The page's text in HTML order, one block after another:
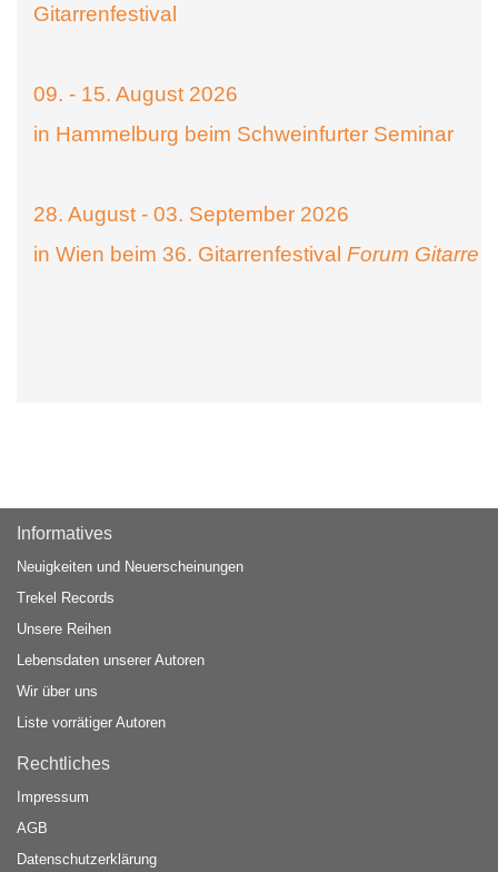
Gitarrenfestival
09. - 15. August 2026
in Hammelburg beim Schweinfurter Seminar
28. August - 03. September 2026
in Wien beim 36. Gitarrenfestival Forum Gitarre
Informatives
Neuigkeiten und Neuerscheinungen
Trekel Records
Unsere Reihen
Lebensdaten unserer Autoren
Wir über uns
Liste vorrätiger Autoren
Rechtliches
Impressum
AGB
Datenschutzerklärung